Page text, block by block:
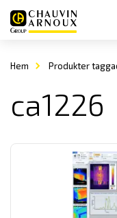
Hem Produkter
ca1226